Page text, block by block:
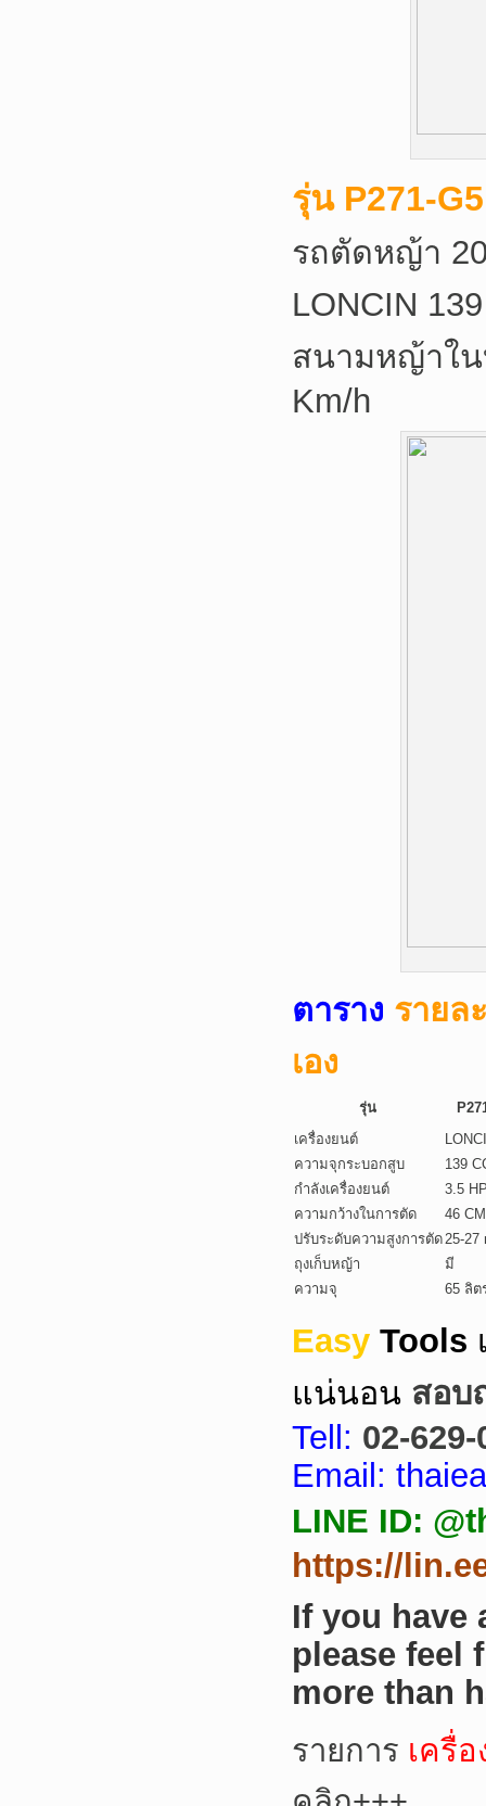
รุ่น P271-
รถตัดหญ้า
LONCIN
สนามหญ้าใน
Km/h
ตาราง รายล
เอง
รุ่น
เครื่องยนต์
ความจุกระบอกสูบ
139
กำลังเครื่องยนต์
3.5
ความกว้างในการตัด
46
ปรับระดับความสูงการตัด25-27
ถุงเก็บหญ้า
มี
ความจุ
65 ลิต
Easy Tools
แน่นอน สอบ
Tell: 02-629-
Email:
LINE ID:
https://
If you have
please feel
more than
รายการ เครื่